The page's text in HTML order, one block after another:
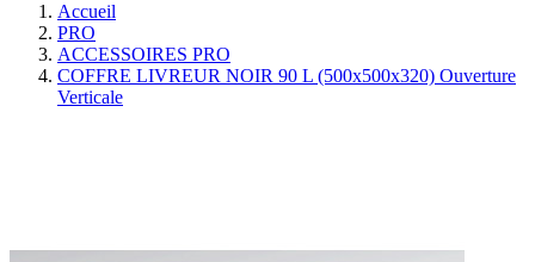
Accueil
PRO
ACCESSOIRES PRO
COFFRE LIVREUR NOIR 90 L (500x500x320) Ouverture
Verticale